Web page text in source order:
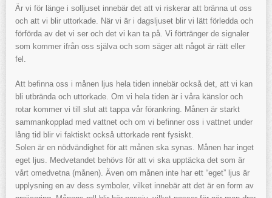
Är vi för länge i solljuset innebär det att vi riskerar att bränna ut oss
och att vi blir uttorkade. När vi är i dagsljuset blir vi lätt förledda och
förförda av det vi ser och det vi kan ta på. Vi förtränger de signaler
som kommer ifrån oss själva och som säger att något är rätt eller
fel.
Att befinna oss i månen ljus hela tiden innebär också det, att vi kan
bli utbrända och uttorkade. Om vi hela tiden är i våra känslor och
rotar kommer vi till slut att tappa vår förankring. Månen är starkt
sammankopplad med vattnet och om vi befinner oss i vattnet under
lång tid blir vi faktiskt också uttorkade rent fysiskt.
Solen är en nödvändighet för att månen ska synas. Månen har inget
eget ljus. Medvetandet behövs för att vi ska upptäcka det som är
vårt omedvetna (månen). Även om månen inte har ett “eget” ljus är
upplysning en av dess symboler, vilket innebär att det är en form av